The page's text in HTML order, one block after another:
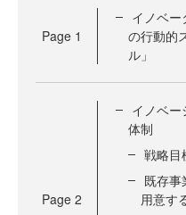
Page 1
イノベ
の行動的
ル」
Page 2
イノベ
体制
戦略目
既存事
用意す